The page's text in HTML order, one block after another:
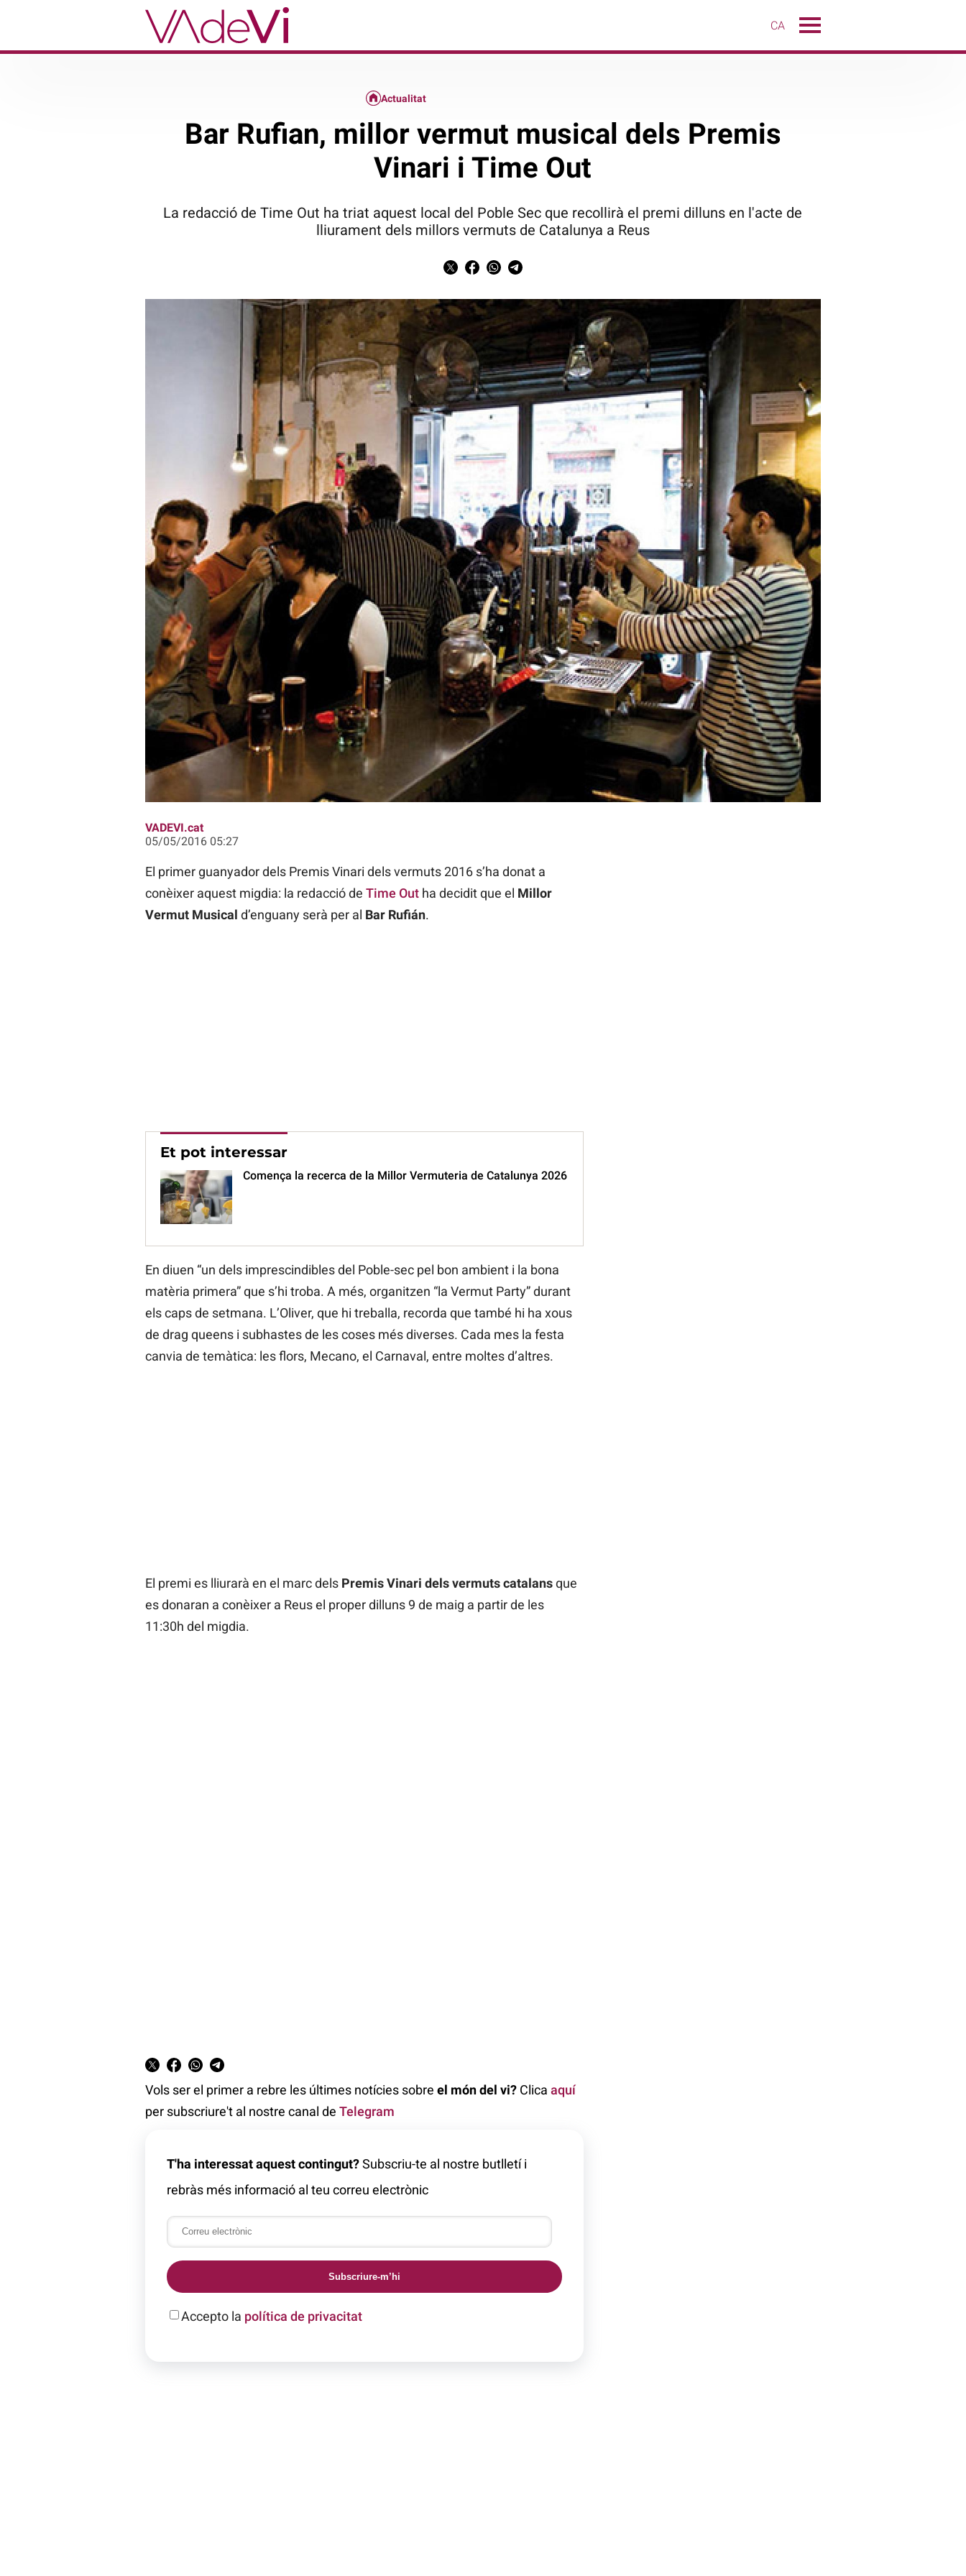
CA
Actualitat
Bar Rufian, millor vermut musical dels Premis
Vinari i Time Out
La redacció de Time Out ha triat aquest local del Poble Sec que recollirà el premi dilluns en l'acte de
lliurament dels millors vermuts de Catalunya a Reus
VADEVI.cat
05/05/2016 05:27
El primer guanyador dels Premis Vinari dels vermuts 2016 s’ha donat a
conèixer aquest migdia: la redacció de Time Outha decidit que el Millor
Vermut Musical d’enguany serà per al Bar Rufián.
Et pot interessar
Comença la recerca de la Millor Vermuteria de Catalunya 2026
En diuen “un dels imprescindibles del Poble-sec pel bon ambient i la bona
matèria primera” que s’hi troba. A més, organitzen “la Vermut Party” durant
els caps de setmana. L’Oliver, que hi treballa, recorda que també hi ha xous
de drag queens i subhastes de les coses més diverses. Cada mes la festa
canvia de temàtica: les flors, Mecano, el Carnaval, entre moltes d’altres.
El premi es lliurarà en el marc dels Premis Vinari dels vermuts catalansque
es donaran a conèixer a Reus el proper dilluns 9 de maig a partir de les
11:30h del migdia.
Vols ser el primer a rebre les últimes notícies sobre el món del vi?Clica aquí
per subscriure't al nostre canal de Telegram
T'ha interessat aquest contingut?Subscriu-te al nostre butlletí i
rebràs més informació al teu correu electrònic
Subscriure-m’hi
Accepto la política de privacitat